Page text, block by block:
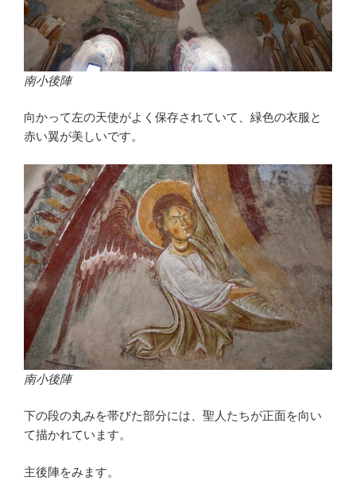
南小後陣
向かって左の天使がよく保存されていて、緑色の衣服と
赤い翼が美しいです。
南小後陣
下の段の丸みを帯びた部分には、聖人たちが正面を向い
て描かれています。
主後陣をみます。